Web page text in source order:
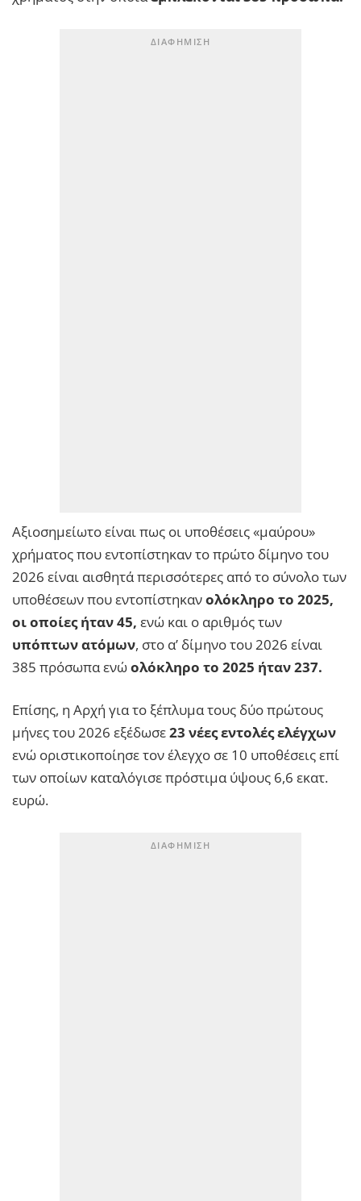
Αξιοσημείωτο είναι πως οι υποθέσεις «μαύρου»
χρήματος που εντοπίστηκαν το πρώτο δίμηνο του
2026 είναι αισθητά περισσότερες από το σύνολο των
υποθέσεων που εντοπίστηκανολόκληρο το 2025,
οι οποίες ήταν 45, ενώ και ο αριθμός των
υπόπτων ατόμων, στο α’ δίμηνο του 2026 είναι
385 πρόσωπα ενώολόκληρο το 2025 ήταν 237.
Επίσης, η Αρχή για το ξέπλυμα τους δύο πρώτους
μήνες του 2026 εξέδωσε23 νέες εντολές ελέγχων
ενώ οριστικοποίησε τον έλεγχο σε 10 υποθέσεις επί
των οποίων καταλόγισε πρόστιμα ύψους 6,6 εκατ.
ευρώ.